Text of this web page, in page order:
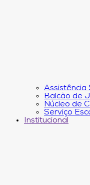
Assistência
Balcão de
Núcleo de
Serviço
Institucional